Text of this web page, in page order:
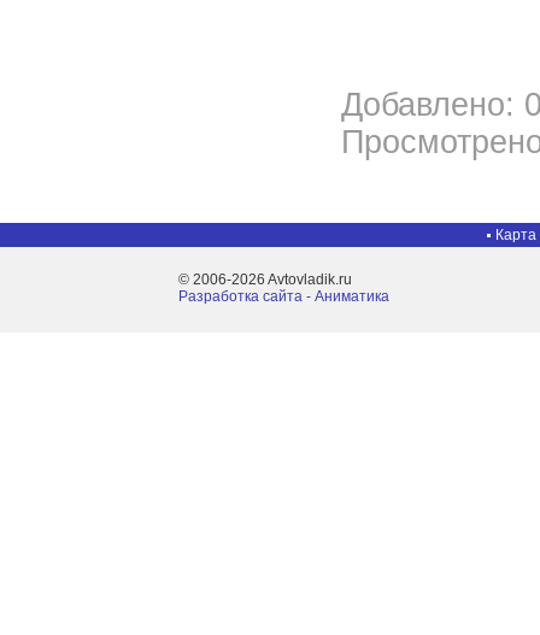
Добавлено:
Карта
© 2006-2026 Avtovladik.ru
Разработка сайта - Aниматика